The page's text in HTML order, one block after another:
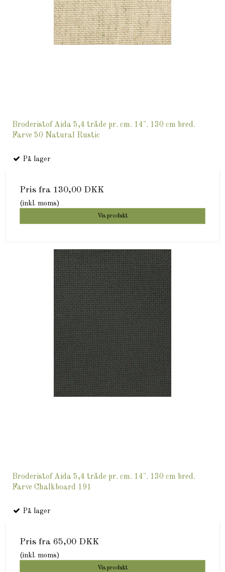
Broderistof Aida 5,4 tråde pr. cm. 14". 130 cm bred.
Farve 50 Natural Rustic
På lager
Pris fra 130,00 DKK
(inkl. moms)
Vis produkt
Broderistof Aida 5,4 tråde pr. cm. 14". 130 cm bred.
Farve Chalkboard 191
På lager
Pris fra 65,00 DKK
(inkl. moms)
Vis produkt